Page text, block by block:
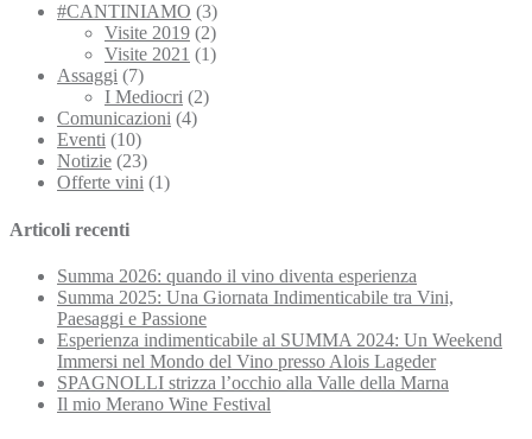
#CANTINIAMO (3)
Visite 2019 (2)
Visite 2021 (1)
Assaggi (7)
I Mediocri (2)
Comunicazioni (4)
Eventi (10)
Notizie (23)
Offerte vini (1)
Articoli recenti
Summa 2026: quando il vino diventa esperienza
Summa 2025: Una Giornata Indimenticabile tra Vini,
Paesaggi e Passione
Esperienza indimenticabile al SUMMA 2024: Un Weekend
Immersi nel Mondo del Vino presso Alois Lageder
SPAGNOLLI strizza l’occhio alla Valle della Marna
Il mio Merano Wine Festival